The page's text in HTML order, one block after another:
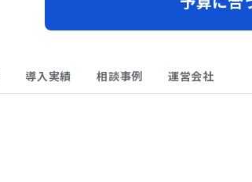
導入実績 相談事例 運営会社